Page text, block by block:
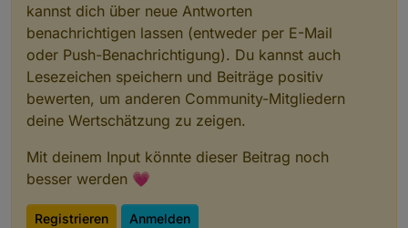
kannst dich über neue Antworten
benachrichtigen lassen (entweder per E-Mail
oder Push-Benachrichtigung). Du kannst auch
Lesezeichen speichern und Beiträge positiv
bewerten, um anderen Community-Mitgliedern
deine Wertschätzung zu zeigen.
Mit deinem Input könnte dieser Beitrag noch
besser werden 💗
Registrieren Anmelden